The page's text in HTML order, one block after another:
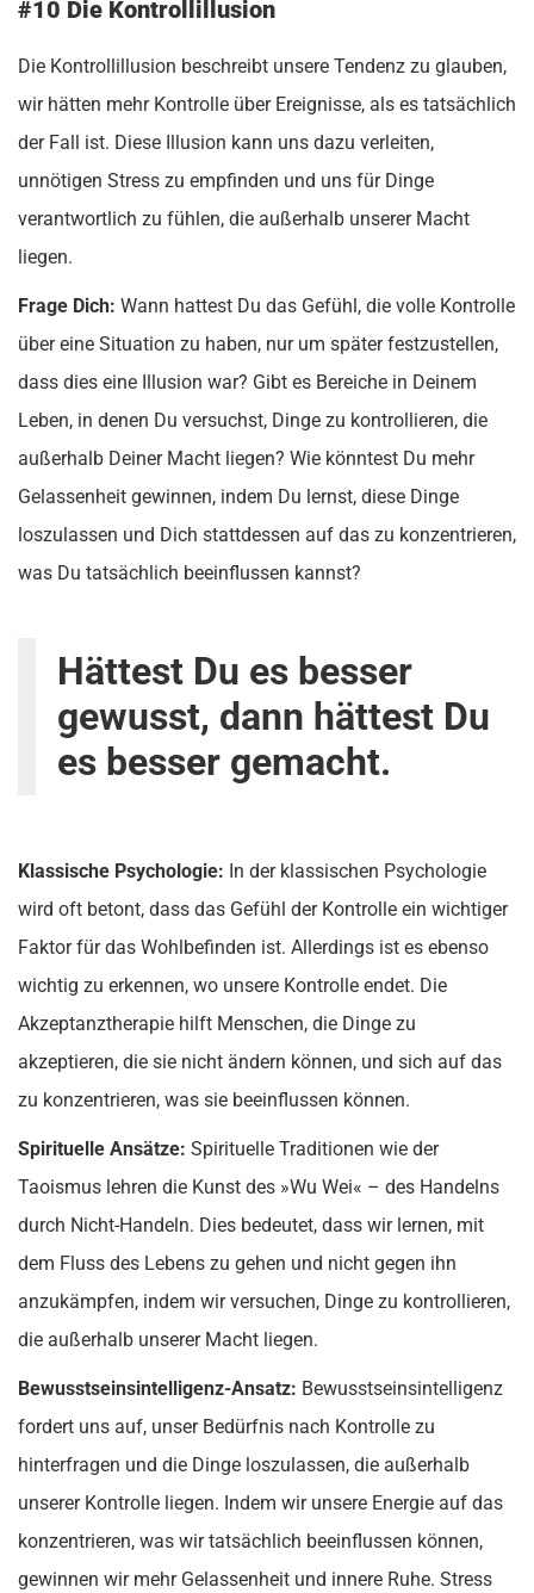
#10 Die Kontrollillusion
Die Kontrollillusion beschreibt unsere Tendenz zu glauben,
wir hätten mehr Kontrolle über Ereignisse, als es tatsächlich
der Fall ist. Diese Illusion kann uns dazu verleiten,
unnötigen Stress zu empfinden und uns für Dinge
verantwortlich zu fühlen, die außerhalb unserer Macht
liegen.
Frage Dich: Wann hattest Du das Gefühl, die volle Kontrolle
über eine Situation zu haben, nur um später festzustellen,
dass dies eine Illusion war? Gibt es Bereiche in Deinem
Leben, in denen Du versuchst, Dinge zu kontrollieren, die
außerhalb Deiner Macht liegen? Wie könntest Du mehr
Gelassenheit gewinnen, indem Du lernst, diese Dinge
loszulassen und Dich stattdessen auf das zu konzentrieren,
was Du tatsächlich beeinflussen kannst?
Hättest Du es besser
gewusst, dann hättest Du
es besser gemacht.
Klassische Psychologie: In der klassischen Psychologie
wird oft betont, dass das Gefühl der Kontrolle ein wichtiger
Faktor für das Wohlbefinden ist. Allerdings ist es ebenso
wichtig zu erkennen, wo unsere Kontrolle endet. Die
Akzeptanztherapie hilft Menschen, die Dinge zu
akzeptieren, die sie nicht ändern können, und sich auf das
zu konzentrieren, was sie beeinflussen können.
Spirituelle Ansätze: Spirituelle Traditionen wie der
Taoismus lehren die Kunst des »Wu Wei« – des Handelns
durch Nicht-Handeln. Dies bedeutet, dass wir lernen, mit
dem Fluss des Lebens zu gehen und nicht gegen ihn
anzukämpfen, indem wir versuchen, Dinge zu kontrollieren,
die außerhalb unserer Macht liegen.
Bewusstseinsintelligenz-Ansatz: Bewusstseinsintelligenz
fordert uns auf, unser Bedürfnis nach Kontrolle zu
hinterfragen und die Dinge loszulassen, die außerhalb
unserer Kontrolle liegen. Indem wir unsere Energie auf das
konzentrieren, was wir tatsächlich beeinflussen können,
gewinnen wir mehr Gelassenheit und innere Ruhe. Stress